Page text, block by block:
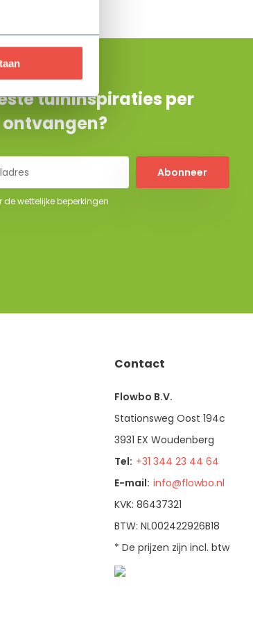
tuininspiraties per
Abonneer
de wettelijke beperkingen
Contact
Flowbo B.V.
Stationsweg Oost 194c
3931 EX Woudenberg
Tel: +31 344 23 44 64
E-mail: info@flowbo.nl
KVK: 86437321
BTW: NL002422926B18
* De prijzen zijn incl. btw